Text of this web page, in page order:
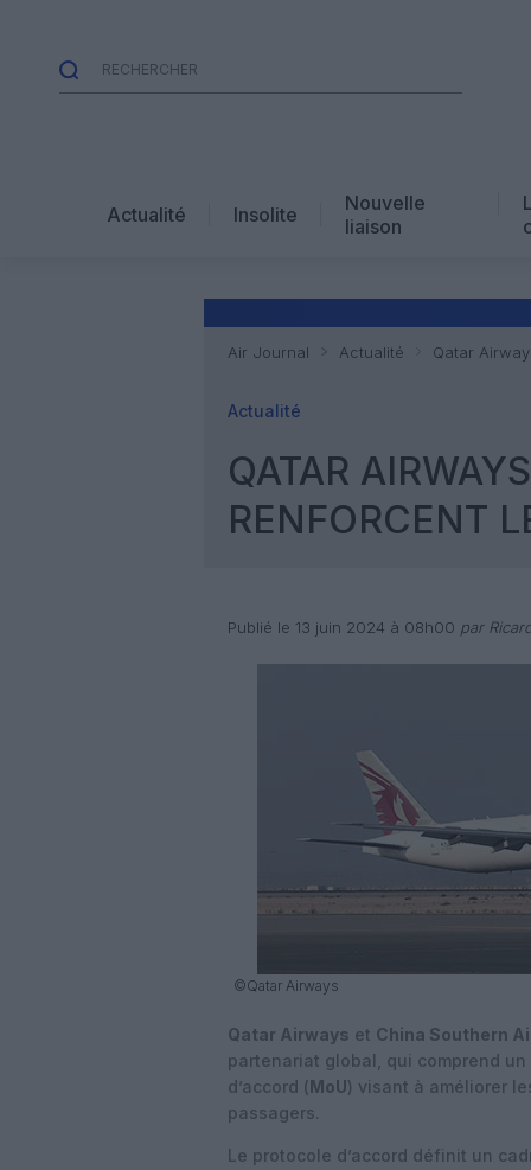
Actualité Insolite
Nouvelle
liaison
Air Journal Actualité Qatar
Actualité
QATAR
RENFORCENT
Publié le 13 juin 2024 à 08h00 par
©Qatar Airways
Qatar Airways et China Southern
partenariat global, qui comprend
d’accord (MoU) visant à améliorer
passagers.
Le protocole d’accord définit un